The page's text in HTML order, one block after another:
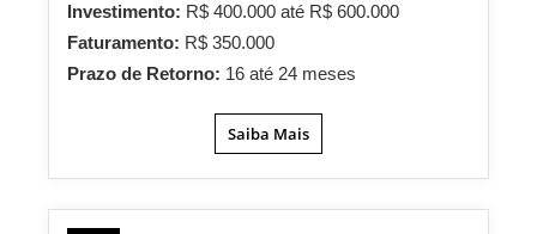
Investimento: R$ 400.000 até R$ 600.000
Faturamento: R$ 350.000
Prazo de Retorno: 16 até 24 meses
Saiba Mais